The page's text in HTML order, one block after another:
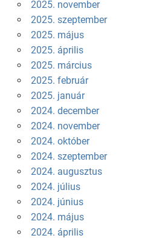
2025. november
2025. szeptember
2025. május
2025. április
2025. március
2025. február
2025. január
2024. december
2024. november
2024. október
2024. szeptember
2024. augusztus
2024. július
2024. június
2024. május
2024. április